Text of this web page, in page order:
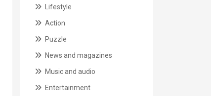
Lifestyle
Action
Puzzle
News and magazines
Music and audio
Entertainment